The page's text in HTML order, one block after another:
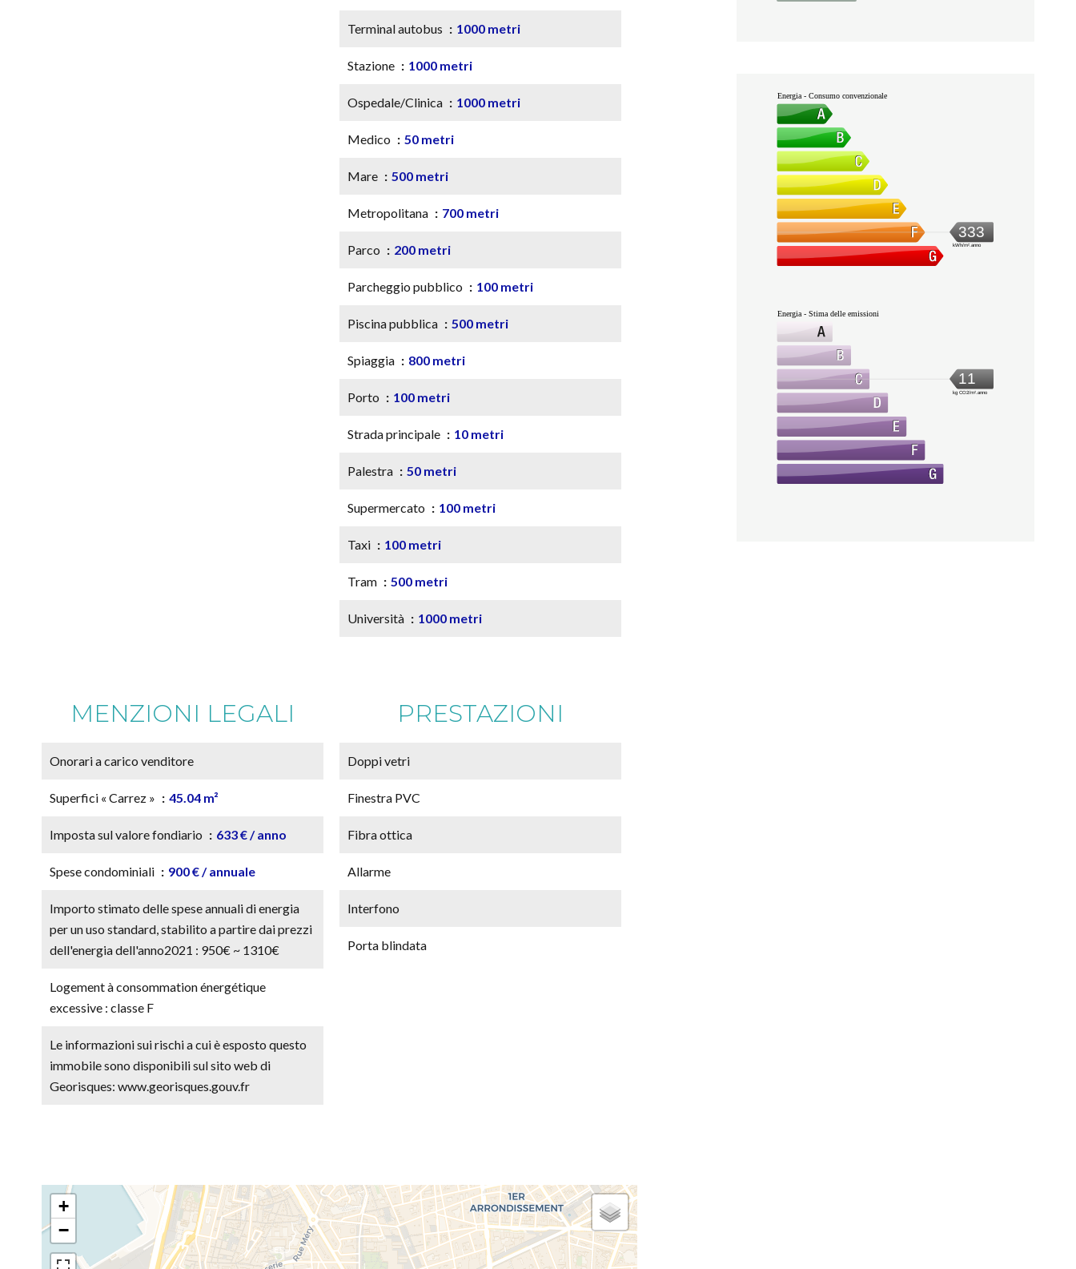
Terminal autobus 1000 metri
Stazione 1000 metri
Ospedale/Clinica 1000 metri
Medico 50 metri
Mare 500 metri
Metropolitana 700 metri
Parco 200 metri
Parcheggio pubblico 100 metri
Piscina pubblica 500 metri
Spiaggia 800 metri
Porto 100 metri
Strada principale 10 metri
Palestra 50 metri
Supermercato 100 metri
Taxi 100 metri
Tram 500 metri
Università 1000 metri
MENZIONI LEGALI
Onorari a carico venditore
Superfici « Carrez » 45.04 m²
Imposta sul valore fondiario 633 € / anno
Spese condominiali 900 € / annuale
Importo stimato delle spese annuali di energia
per un uso standard, stabilito a partire dai prezzi
dell'energia dell'anno2021 : 950€ ~ 1310€
Logement à consommation énergétique
excessive : classe F
Le informazioni sui rischi a cui è esposto questo
immobile sono disponibili sul sito web di
Georisques: www.georisques.gouv.fr
PRESTAZIONI
Doppi vetri
Finestra PVC
Fibra ottica
Allarme
Interfono
Porta blindata
+
−
Energia - Consumo convenzionale
333
kWh/m².anno
Energia - Stima delle emissioni
11
kg CO2/m².anno